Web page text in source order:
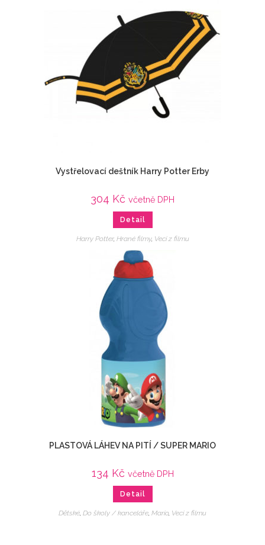
Vystřelovací deštník Harry Potter Erby
304 Kč včetně DPH
Detail
Harry Potter, Hrané filmy, Veci z filmu
PLASTOVÁ LÁHEV NA PITÍ / SUPER MARIO
134 Kč včetně DPH
Detail
Dětské Do školy / kanceláře Mario, Veci z filmu